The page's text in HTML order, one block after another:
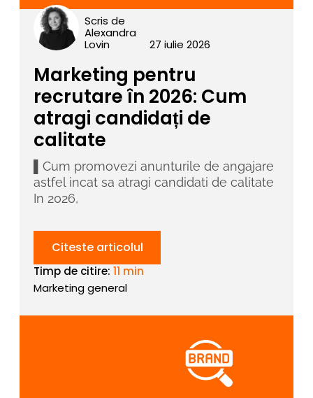
Scris de
Alexandra
Lovin
27 iulie 2026
Marketing pentru
recrutare în 2026: Cum
atragi candidați de
calitate
▌Cum promovezi anunturile de angajare
astfel incat sa atragi candidati de calitate
In 2026,
Citeste articolul
Timp de citire:11 min
Marketing general